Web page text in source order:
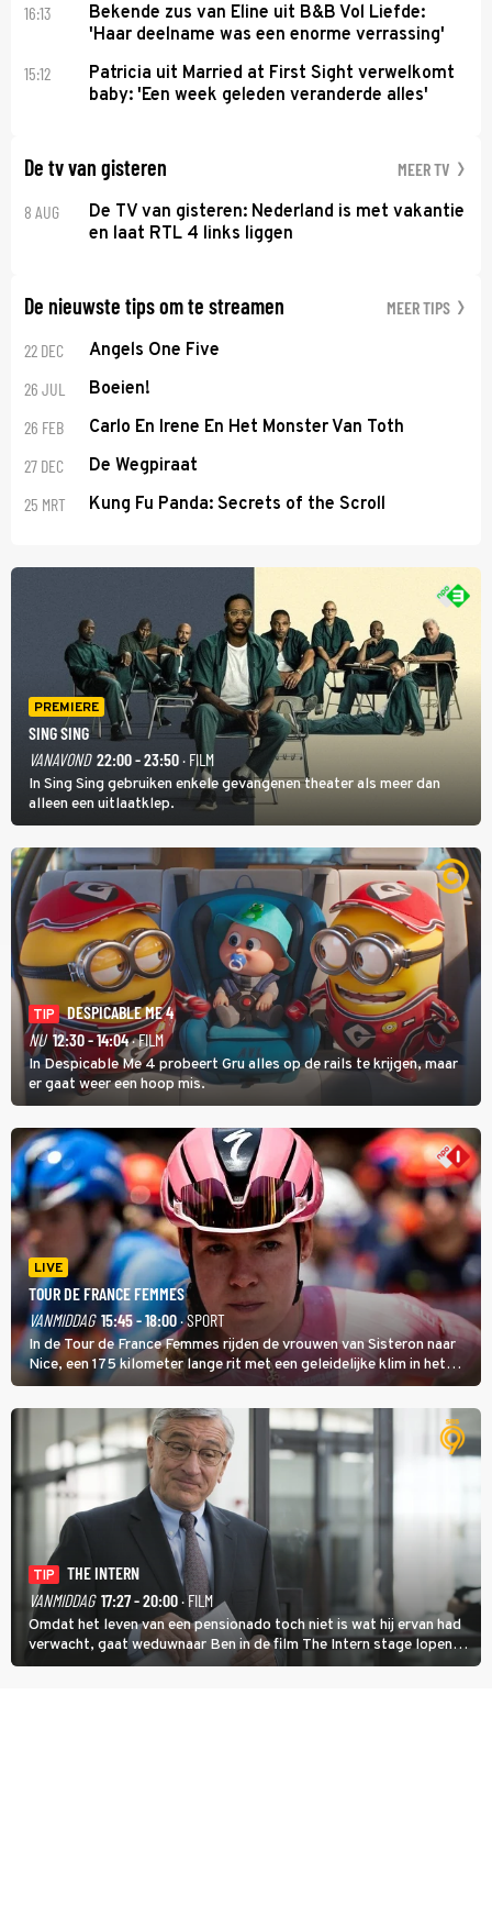
16:13
Bekende zus van Eline uit B&B Vol Liefde:
'Haar deelname was een enorme verrassing'
15:12
Patricia uit Married at First Sight verwelkomt
baby: 'Een week geleden veranderde alles'
De tv van gisteren MEER TV
8 AUG
De TV van gisteren: Nederland is met vakantie
en laat RTL 4 links liggen
De nieuwste tips om te streamen MEER TIPS
22 DEC Angels One Five
26 JUL Boeien!
26 FEB Carlo En Irene En Het Monster Van Toth
27 DEC De Wegpiraat
25 MRT Kung Fu Panda: Secrets of the Scroll
PREMIERE
SING SING
VANAVOND 22:00 - 23:50· FILM
In Sing Sing gebruiken enkele gevangenen theater als meer dan
alleen een uitlaatklep.
TIP
DESPICABLE ME 4
NU 12:30 - 14:04· FILM
In Despicable Me 4 probeert Gru alles op de rails te krijgen, maar
er gaat weer een hoop mis.
LIVE
TOUR DE FRANCE FEMMES
VANMIDDAG 15:45 - 18:00· SPORT
In de Tour de France Femmes rijden de vrouwen van Sisteron naar
Nice, een 175 kilometer lange rit met een geleidelijke klim in het
midden. Dat is mogelijk niet de zwaarste hindernis, dat is de
temperatuur. Het kan in Nice namelijk bloedheet worden.
TIP
THE INTERN
VANMIDDAG 17:27 - 20:00· FILM
Omdat het leven van een pensionado toch niet is wat hij ervan had
verwacht, gaat weduwnaar Ben in de film The Intern stage lopen
bij de hippe webwinkel van Jules, wat een gouden zet blijkt te zijn.